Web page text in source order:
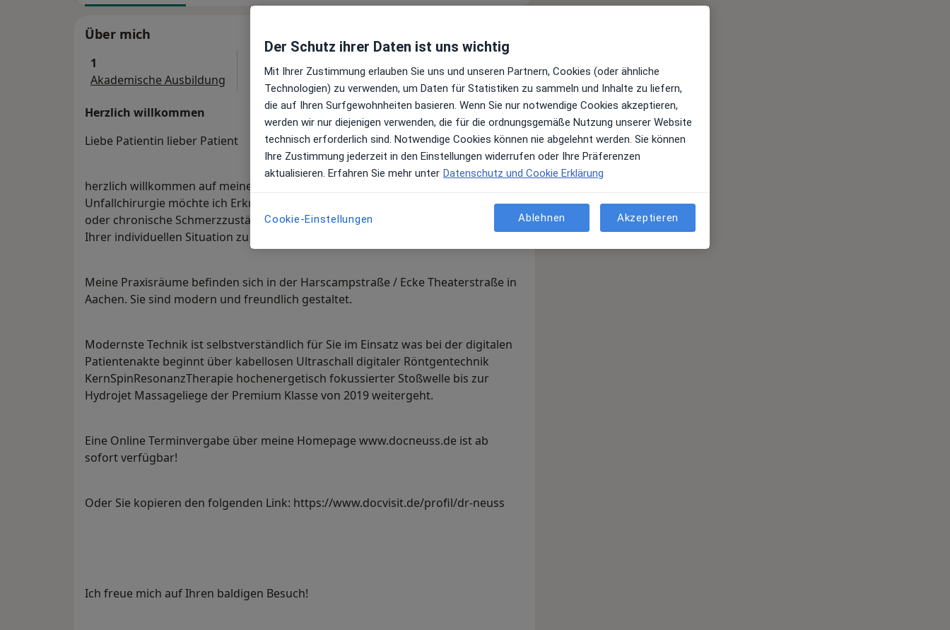
Über mich
1
Akademische Ausbildung
Juni 2022 Juni 2022
Herzlich willkommen
Liebe Patientin lieber Patient
herzlich willkommen auf meinem jameda-Profil! Als Facharzt für Orthopädie und
Unfallchirurgie möchte ich Erkrankungen des Bewegungsapparats sowie akute
oder chronische Schmerzzustände schonend behandeln. Mein Ziel ist es Ihnen in
Ihrer individuellen Situation zu mehr Lebensqualität zu verhelfen.
Meine Praxisräume befinden sich in der Harscampstraße / Ecke Theaterstraße in
Aachen. Sie sind modern und freundlich gestaltet.
Modernste Technik ist selbstverständlich für Sie im Einsatz was bei der digitalen
Patientenakte beginnt über kabellosen Ultraschall digitaler Röntgentechnik
KernSpinResonanzTherapie hochenergetisch fokussierter Stoßwelle bis zur
Hydrojet Massageliege der Premium Klasse von 2019 weitergeht.
Eine Online Terminvergabe über meine Homepage www.docneuss.de ist ab
sofort verfügbar!
Oder Sie kopieren den folgenden Link: https://www.docvisit.de/profil/dr-neuss
Ich freue mich auf Ihren baldigen Besuch!
Der Schutz ihrer Daten ist uns wichtig
Mit Ihrer Zustimmung erlauben Sie uns und unseren Partnern, Cookies (oder ähnliche
Technologien) zu verwenden, um Daten für Statistiken zu sammeln und Inhalte zu liefern,
die auf Ihren Surfgewohnheiten basieren. Wenn Sie nur notwendige Cookies akzeptieren,
werden wir nur diejenigen verwenden, die für die ordnungsgemäße Nutzung unserer Website
technisch erforderlich sind. Notwendige Cookies können nie abgelehnt werden. Sie können
Ihre Zustimmung jederzeit in den Einstellungen widerrufen oder Ihre Präferenzen
aktualisieren. Erfahren Sie mehr unter Datenschutz und Cookie Erklärung
Cookie-Einstellungen Ablehnen Akzeptieren